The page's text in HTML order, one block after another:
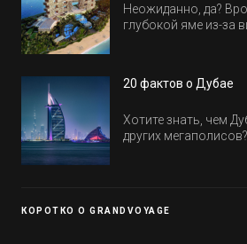
Неожиданно, да?
глубокой яме из-за
обычно на первые
20 фактов о Дубае
Хотите знать, чем
других
КОРОТКО О GRANDVOYAGE